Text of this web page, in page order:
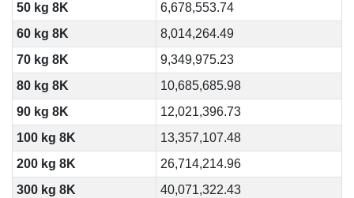
50 kg 8K
6,678,553.74
60 kg 8K
8,014,264.49
70 kg 8K
9,349,975.23
80 kg 8K
10,685,685.98
90 kg 8K
12,021,396.73
100 kg 8K
13,357,107.48
200 kg 8K
26,714,214.96
300 kg 8K
40,071,322.43